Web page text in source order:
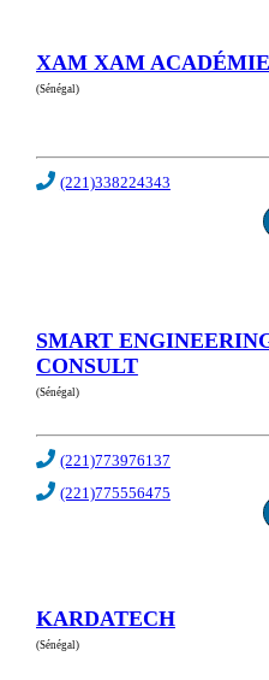
XAM XAM ACADÉMIE
(Sénégal)
(221)338224343
SMART
CONSULT
(Sénégal)
(221)773976137
(221)775556475
KARDATECH
(Sénégal)